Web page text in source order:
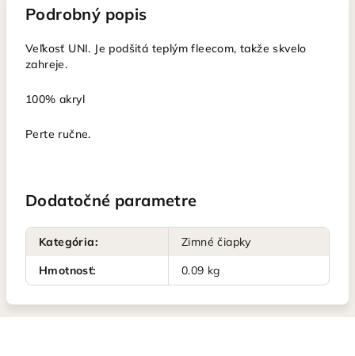
Podrobný popis
Veľkosť UNI. Je podšitá teplým fleecom, takže skvelo
zahreje.
100% akryl
Perte ručne.
Dodatočné parametre
Kategória:
Zimné čiapky
Hmotnosť: 0.09 kg